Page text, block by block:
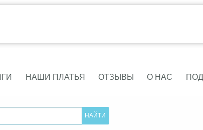
НАШИ ПЛАТЬЯ ОТЗЫВЫ О НАС